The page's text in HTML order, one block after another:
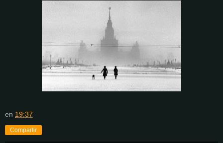
en 19:37
Compartir